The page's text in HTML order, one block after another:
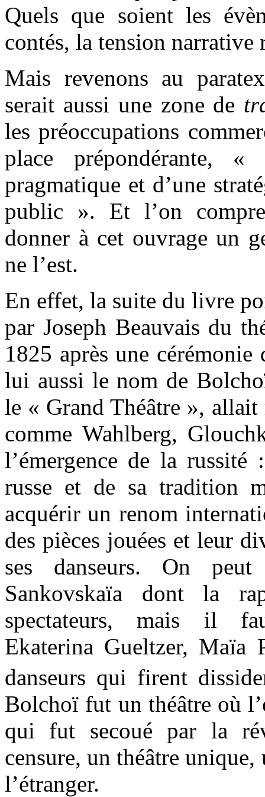
Quels que soient les
contés, la tension narrative
Mais revenons au
serait aussi une zone de
les préoccupations
place prépondérante,
pragmatique et d’une
public ». Et l’on
donner à cet ouvrage un
ne l’est.
En effet, la suite du livre
par Joseph Beauvais du
1825 après une
lui aussi le nom de
le « Grand Théâtre », allait
comme Wahlberg,
l’émergence de la
russe et de sa tradition
acquérir un renom
des pièces jouées et leur
ses danseurs. On
Sankovskaïa dont la
spectateurs, mais il
Ekaterina Gueltzer, Maïa
danseurs qui firent
Bolchoï fut un théâtre où
qui fut secoué par la
censure, un théâtre
l’étranger.